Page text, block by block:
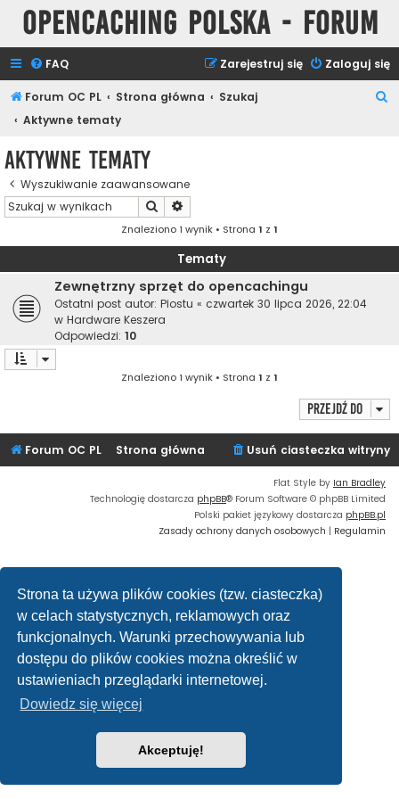
Strona ta używa plików cookies (tzw. ciasteczka)
w celach statystycznych, reklamowych oraz
funkcjonalnych. Warunki przechowywania lub
dostępu do plików cookies można określić w
ustawieniach przeglądarki internetowej.
Dowiedz się więcej
Akceptuję!
Opencaching Polska - Forum
FAQ Zaloguj się
Zarejestruj się
Forum OC PL Strona główna
Szukaj
Aktywne tematy
Aktywne tematy
Wyszukiwanie zaawansowane
Szukaj
Znaleziono 1 wynik • Strona 1 z 1
Tematy
Zewnętrzny sprzęt do opencachingu
Ostatni post autor: Piostu « czwartek 30 lipca 2026, 22:04
w Hardware Keszera
Odpowiedzi: 10
Znaleziono 1 wynik • Strona 1 z 1
Przejdź do
Forum OC PL Strona główna Usuń ciasteczka witryny
Flat Style by Ian Bradley
Technologię dostarcza phpBB® Forum Software © phpBB Limited
Polski pakiet językowy dostarcza phpBB.pl
Zasady ochrony danych osobowych | Regulamin